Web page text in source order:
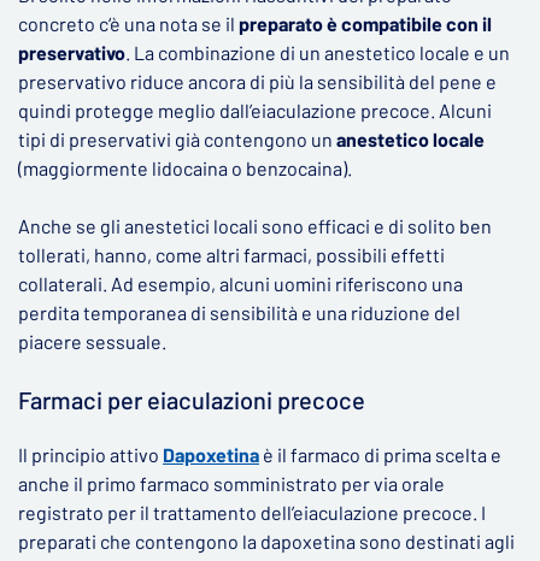
concreto c‘è una nota se il preparato è compatibile con il
preservativo. La combinazione di un anestetico locale e un
preservativo riduce ancora di più la sensibilità del pene e
quindi protegge meglio dall’eiaculazione precoce. Alcuni
tipi di preservativi già contengono un anestetico locale
(maggiormente lidocaina o benzocaina).
Anche se gli anestetici locali sono efficaci e di solito ben
tollerati, hanno, come altri farmaci, possibili effetti
collaterali. Ad esempio, alcuni uomini riferiscono una
perdita temporanea di sensibilità e una riduzione del
piacere sessuale.
Farmaci per eiaculazioni precoce
Il principio attivo Dapoxetina è il farmaco di prima scelta e
anche il primo farmaco somministrato per via orale
registrato per il trattamento dell’eiaculazione precoce. I
preparati che contengono la dapoxetina sono destinati agli